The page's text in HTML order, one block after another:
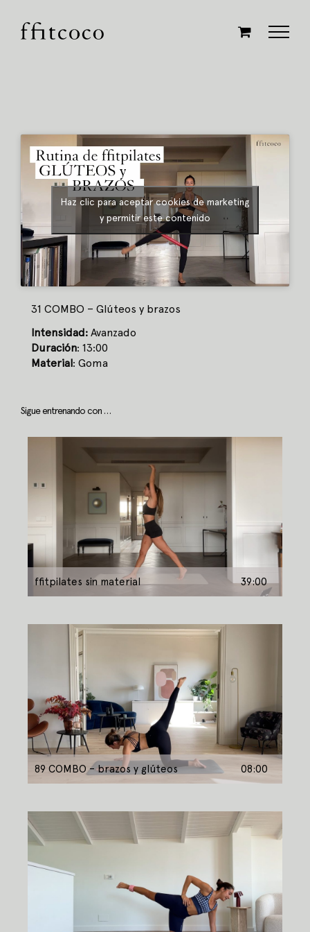
contenido
Haz clic para aceptar cookies de marketing
y permitir este contenido
31 COMBO – Glúteos y brazos
Intensidad: Avanzado
Duración: 13:00
Material: Goma
Sigue entrenando con …
ffitpilates sin material 39:00
89 COMBO – brazos y glúteos 08:00